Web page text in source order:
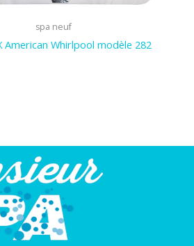
spa neuf
American Whirlpool modèle 282